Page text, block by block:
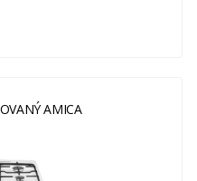
AMICA